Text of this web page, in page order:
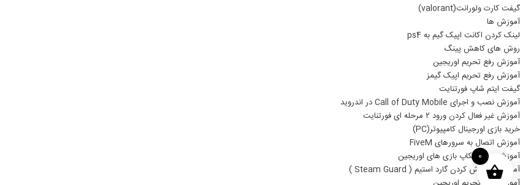
گیفت کارت ولورانت(valorant)
آموزش ها
لینک کردن اکانت اپیک گیم به ps4
روش های کاهش پینگ
آموزش رفع تحریم اوریجین
آموزش رفع تحریم اپیک گیمز
گیفت ایتم شاپ فورتنایت
آموزش نصب و اجرای Call of Duty Mobile در اندروید
آموزش غیر فعال کردن ورود ۲ مرحله ای فورتنایت
خرید بازی اورجینال کامپیوتر(PC)
آموزش اتصال به سرورهای FiveM
آموزش نصب بکاپ بازی های اوریجین
آموزش خاموش کردن گارد استیم ( Steam Guard )
0